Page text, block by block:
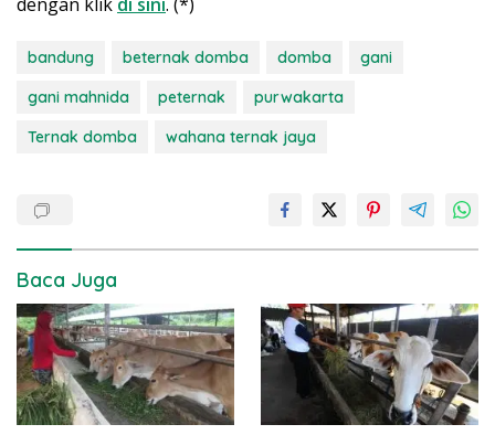
bandung beternak domba domba
gani
gani mahnida
peternak
purwakarta
Ternak domba
wahana ternak jaya
Baca Juga